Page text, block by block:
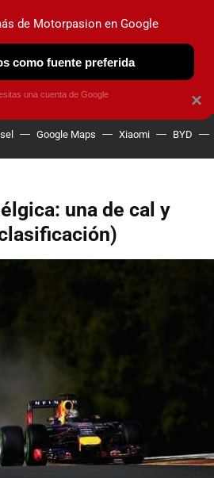
OBSERVATORIO
Google Maps Xiaomi BYD
una de cal y
×
de Motorpasion en Google
como fuente preferida
una cuenta de Google